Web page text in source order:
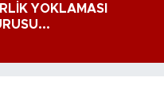
YOKLAMASI